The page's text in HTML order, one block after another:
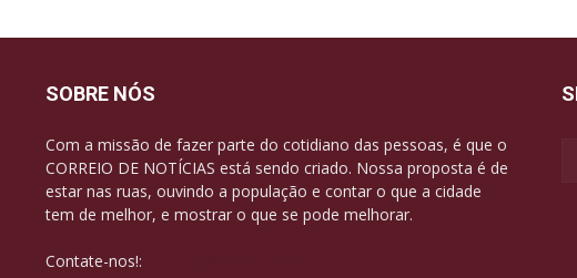
SOBRE NÓS
Com a missão de fazer parte do cotidiano das pessoas, é que o
CORREIO DE NOTÍCIAS está sendo criado. Nossa proposta é de
estar nas ruas, ouvindo a população e contar o que a cidade
tem de melhor, e mostrar o que se pode melhorar.
Contate-nos!: